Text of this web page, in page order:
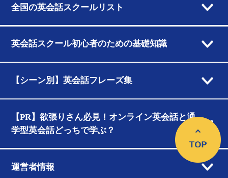
全国の英会話スクールリスト
英会話スクール初心者のための基礎知識
【シーン別】英会話フレーズ集
【PR】欲張りさん必見！オンライン英会話と通
学型英会話どっちで学ぶ？
運営者情報